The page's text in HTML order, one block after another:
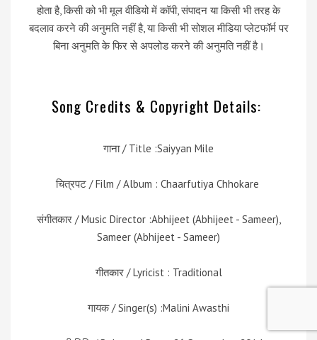
होता है, किसी को भी मूल वीडियो में कॉपी, संपादन या किसी भी तरह के
बदलाव करने की अनुमति नहीं है, या किसी भी सोशल मीडिया प्लेटफॉर्म पर
बिना अनुमति के फिर से अपलोड करने की अनुमति नहीं है।
Song Credits & Copyright Details:
गाना / Title :Saiyyan Mile
चित्रपट / Film / Album : Chaarfutiya Chhokare
संगीतकार / Music Director :Abhijeet (Abhijeet - Sameer),
Sameer (Abhijeet - Sameer)
गीतकार / Lyricist : Traditional
गायक / Singer(s) :Malini Awasthi